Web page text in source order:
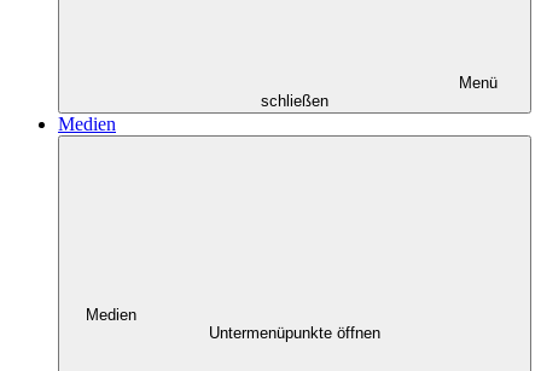
Menü
schließen
Medien
Medien
Untermenüpunkte öffnen